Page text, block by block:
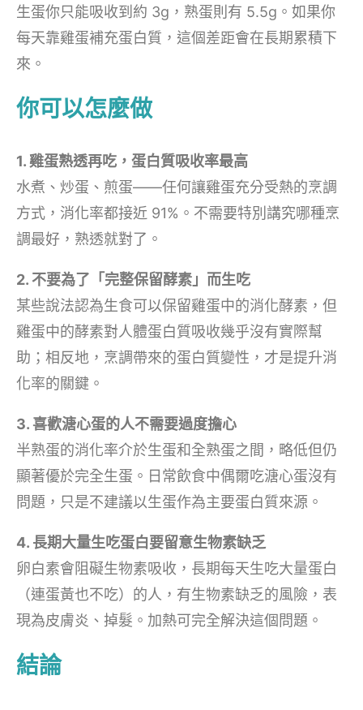
生蛋你只能吸收到約 3g，熟蛋則有 5.5g。如果你
每天靠雞蛋補充蛋白質，這個差距會在長期累積下
來。
你可以怎麼做
1. 雞蛋熟透再吃，蛋白質吸收率最高
水煮、炒蛋、煎蛋——任何讓雞蛋充分受熱的烹調
方式，消化率都接近 91%。不需要特別講究哪種烹
調最好，熟透就對了。
2. 不要為了「完整保留酵素」而生吃
某些說法認為生食可以保留雞蛋中的消化酵素，但
雞蛋中的酵素對人體蛋白質吸收幾乎沒有實際幫
助；相反地，烹調帶來的蛋白質變性，才是提升消
化率的關鍵。
3. 喜歡溏心蛋的人不需要過度擔心
半熟蛋的消化率介於生蛋和全熟蛋之間，略低但仍
顯著優於完全生蛋。日常飲食中偶爾吃溏心蛋沒有
問題，只是不建議以生蛋作為主要蛋白質來源。
4. 長期大量生吃蛋白要留意生物素缺乏
卵白素會阻礙生物素吸收，長期每天生吃大量蛋白
（連蛋黃也不吃）的人，有生物素缺乏的風險，表
現為皮膚炎、掉髮。加熱可完全解決這個問題。
結論